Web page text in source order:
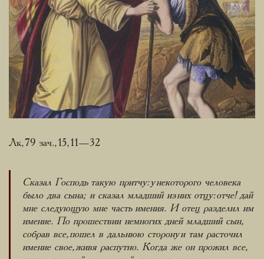
Лк, 79 зач., 15, 11—32
Сказал Господь такую притчу: у некоторого человека
было два сына; и сказал младший из них отцу: отче! дай
мне следующую мне часть имения. И отец разделил им
имение. По прошествии немногих дней младший сын,
собрав все, пошел в дальнюю сторону и там расточил
имение свое, живя распутно. Когда же он прожил все,